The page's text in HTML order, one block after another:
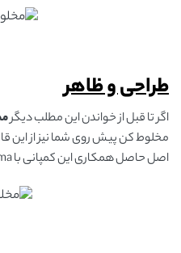
طراحی و ظاهر
اگر تا قبل از خواندن این مطلب دیگر
مخلوط کن پیش روی شما نیز از این
اصل حاصل همکاری این کمپانی با Deerma بوده، در ابعاد 18 × 21.5 × 20.3 سانتی متر تولید شده و وزنی مساوی با یک کیلو گرم دارد.